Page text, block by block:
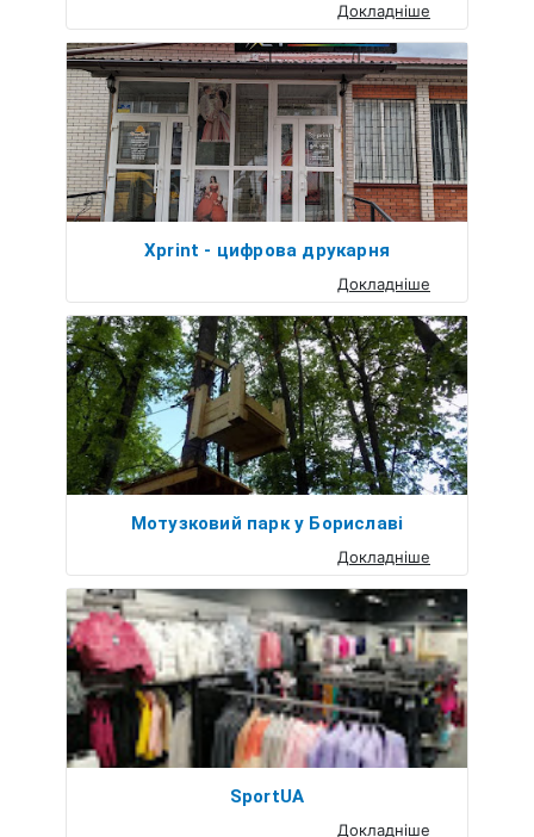
Докладніше
Xprint - цифрова друкарня
Докладніше
Мотузковий парк у Бориславі
Докладніше
SportUA
Докладніше